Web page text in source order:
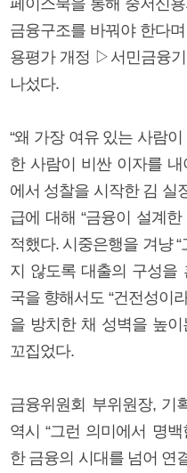
금융구조를 바꿔야 한다
용평가 개정 ▷서민금융
나섰다.
“왜 가장 여유 있는 사람
한 사람이 비싼 이자를
에서 성찰을 시작한 김 실
급에 대해 “금융이 설계
적했다. 시중은행을 겨냥
지 않도록 대출의 구성을
국을 향해서도 “건전성이
을 방치한 채 성벽을 높이
꼬집었다.
금융위원회 부위원장, 기
역시 “그런 의미에서 명백
한 금융의 시대를 넘어 연